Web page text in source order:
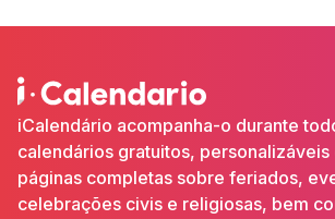
iCalendário acompanha-o durante
calendários gratuitos,
páginas completas sobre feriados,
celebrações civis e religiosas, bem